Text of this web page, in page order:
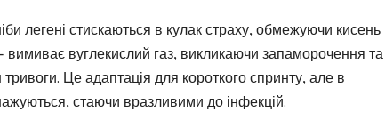
легені стискаються в кулак страху, обмежуючи кисень
вимиває вуглекислий газ, викликаючи запаморочення та
Це адаптація для короткого спринту, але в
стаючи вразливими до інфекцій.